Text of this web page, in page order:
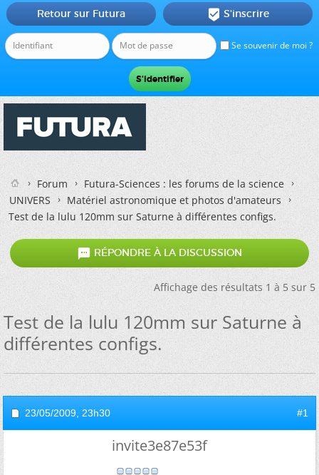
Se souvenir de moi ?
Retour sur Futura  S'inscrire
Forum
Futura-Sciences : les forums de la science
UNIVERS
Matériel astronomique et photos d'amateurs
Test de la lulu 120mm sur Saturne à différentes configs.
 RÉPONDRE À LA DISCUSSION
Affichage des résultats 1 à 5 sur 5
Test de la lulu 120mm sur Saturne à
différentes configs.
23/05/2009, 23h30 #1
invite3e87e53f